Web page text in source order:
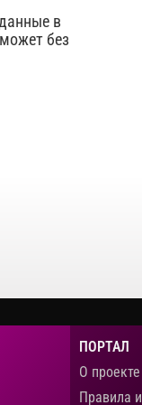
в
без
ПОРТАЛ
О проекте
Правила и